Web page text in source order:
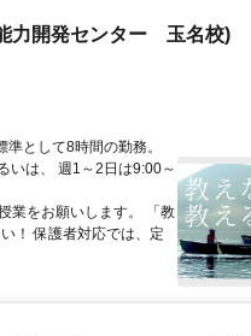
力開発センター 玉名校)
として8時間の勤務。
いは、 週1～2日は9:00～
業をお願いします。 「教
！ 保護者対応では、定